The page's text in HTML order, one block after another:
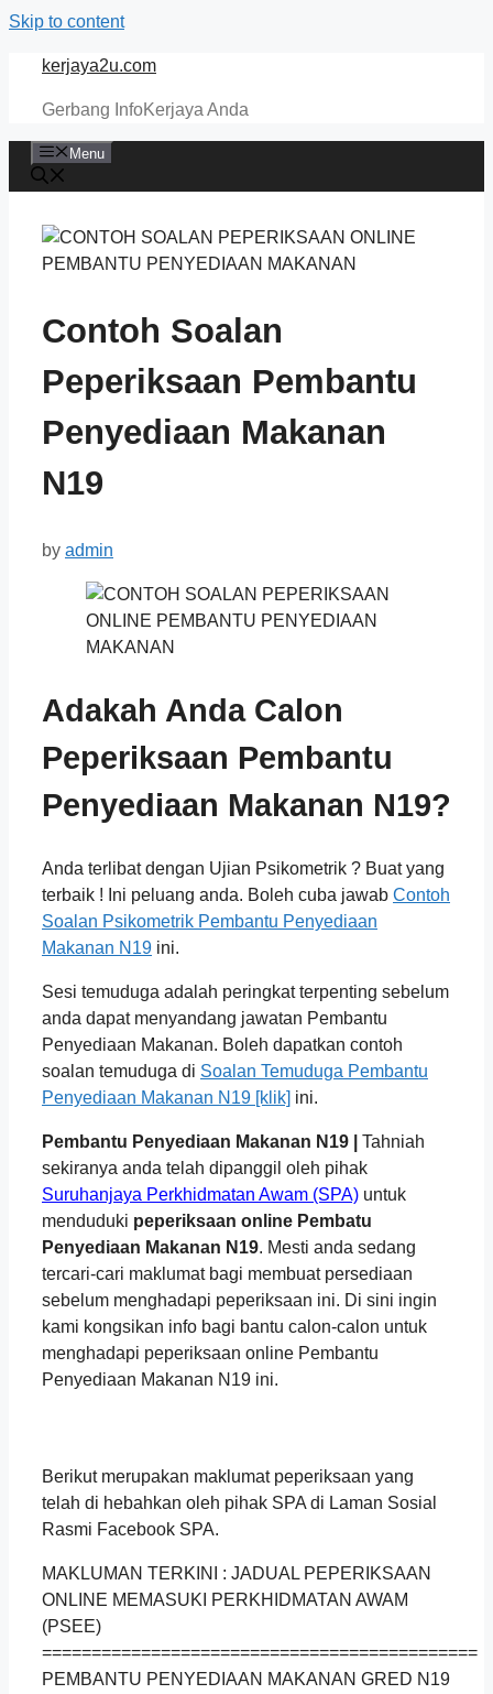
Skip to content
kerjaya2u.com
Gerbang InfoKerjaya Anda
Menu
Contoh Soalan
Peperiksaan Pembantu
Penyediaan Makanan
N19
by admin
Adakah Anda Calon
Peperiksaan Pembantu
Penyediaan Makanan N19?
Anda terlibat dengan Ujian Psikometrik ? Buat yang
terbaik ! Ini peluang anda. Boleh cuba jawab Contoh
Soalan Psikometrik Pembantu Penyediaan
Makanan N19 ini.
Sesi temuduga adalah peringkat terpenting sebelum
anda dapat menyandang jawatan Pembantu
Penyediaan Makanan. Boleh dapatkan contoh
soalan temuduga di Soalan Temuduga Pembantu
Penyediaan Makanan N19 [klik] ini.
Pembantu Penyediaan Makanan N19 | Tahniah
sekiranya anda telah dipanggil oleh pihak
Suruhanjaya Perkhidmatan Awam (SPA) untuk
menduduki peperiksaan online Pembatu
Penyediaan Makanan N19. Mesti anda sedang
tercari-cari maklumat bagi membuat persediaan
sebelum menghadapi peperiksaan ini. Di sini ingin
kami kongsikan info bagi bantu calon-calon untuk
menghadapi peperiksaan online Pembantu
Penyediaan Makanan N19 ini.
Berikut merupakan maklumat peperiksaan yang
telah di hebahkan oleh pihak SPA di Laman Sosial
Rasmi Facebook SPA.
MAKLUMAN TERKINI : JADUAL PEPERIKSAAN
ONLINE MEMASUKI PERKHIDMATAN AWAM
(PSEE)
============================================
PEMBANTU PENYEDIAAN MAKANAN GRED N19